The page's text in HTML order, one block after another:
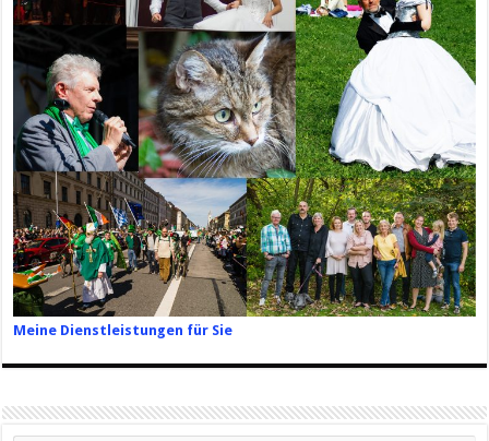
Meine Dienstleistungen für Sie